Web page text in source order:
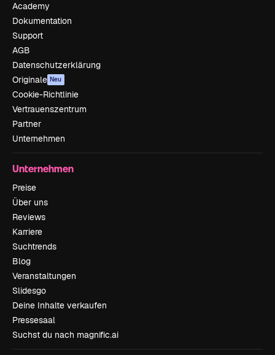
Academy
Dokumentation
Support
AGB
Datenschutzerklärung
Originale Neu
Cookie-Richtlinie
Vertrauenszentrum
Partner
Unternehmen
Unternehmen
Preise
Über uns
Reviews
Karriere
Suchtrends
Blog
Veranstaltungen
Slidesgo
Deine Inhalte verkaufen
Pressesaal
Suchst du nach magnific.ai